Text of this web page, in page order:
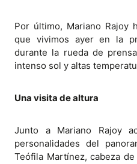
Por último, Mariano Rajoy
que vivimos ayer en la
durante la rueda de
intenso sol y altas
Una visita de altura
Junto a Mariano Rajoy
personalidades del
Teófila Martínez, cabeza